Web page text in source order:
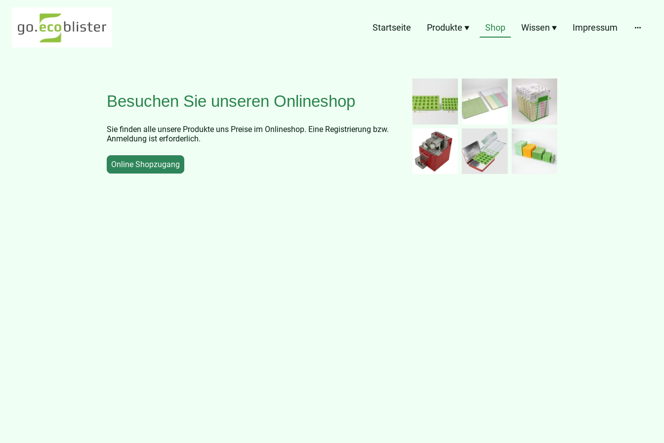
Startseite Produkte Shop Wissen Impressum
Besuchen Sie unseren Onlineshop
Sie finden alle unsere Produkte uns Preise im Onlineshop. Eine Registrierung bzw.
Anmeldung ist erforderlich.
Online Shopzugang